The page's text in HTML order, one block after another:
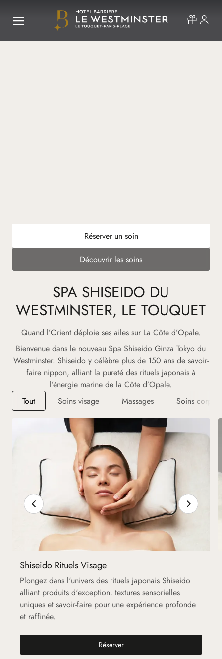
Réserver un soin
Découvrir les soins
SPA SHISEIDO DU
WESTMINSTER, LE TOUQUET
Quand l’Orient déploie ses ailes sur La Côte d’Opale.
Bienvenue dans le nouveau Spa Shiseido Ginza Tokyo du
Westminster. Shiseido y célèbre plus de 150 ans de savoir-
faire nippon, alliant la pureté des rituels japonais à
l’énergie marine de la Côte d’Opale.
Tout
Soins visage Massages Soins corps
Shiseido Rituels Visage
Plongez dans l'univers des rituels japonais Shiseido
alliant produits d'exception, textures sensorielles
uniques et savoir-faire pour une expérience profonde
et raffinée.
RéserverShiseido Rituels Visage